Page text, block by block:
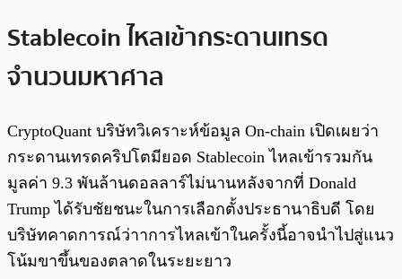
Stablecoin ไหลเข้ากระดานเทรด
จำนวนมหาศาล
CryptoQuant บริษัทวิเคราะห์ข้อมูล On-chain เปิดเผยว่า
กระดานเทรดคริปโตมียอด Stablecoin ไหลเข้ารวมกัน
มูลค่า 9.3 พันล้านดอลลาร์ไม่นานหลังจากที่ Donald
Trump ได้รับชัยชนะในการเลือกตั้งประธานาธิบดี โดย
บริษัทคาดการณ์ว่าาการไหลเข้าในครั้งนี้อาจนำไปสู่แนว
โน้มขาขึ้นของตลาดในระยะยาว